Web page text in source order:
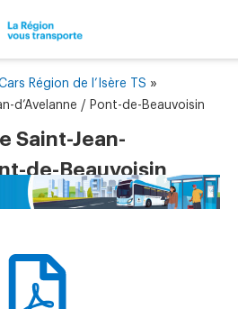
Région de l’Isère TS »
d’Avelanne / Pont-de-Beauvoisin
Saint-Jean-
de-Beauvoisin